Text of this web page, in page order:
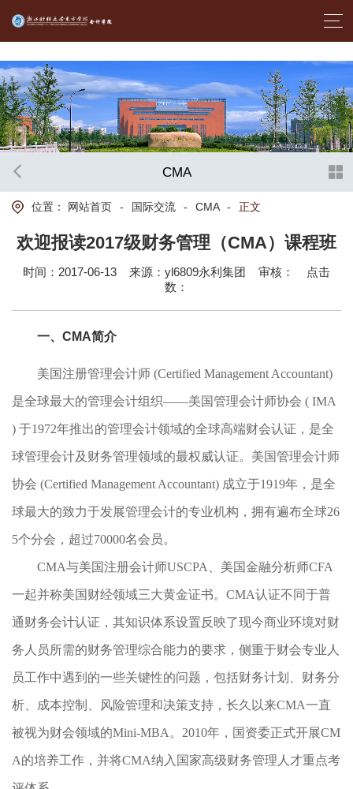
CMA
位置： 网站首页 - 国际交流 - CMA - 正文
欢迎报读2017级财务管理（CMA）课程班
时间：2017-06-13 来源：yl6809永利集团 审核：
点击
数：
一、CMA简介
美国注册管理会计师 (Certified Management Accountant)
是全球最大的管理会计组织——美国管理会计师协会 ( IMA
) 于1972年推出的管理会计领域的全球高端财会认证，是全
球管理会计及财务管理领域的最权威认证。美国管理会计师
协会 (Certified Management Accountant) 成立于1919年，是全
球最大的致力于发展管理会计的专业机构，拥有遍布全球26
5个分会，超过70000名会员。
CMA与美国注册会计师USCPA、美国金融分析师CFA
一起并称美国财经领域三大黄金证书。CMA认证不同于普
通财务会计认证，其知识体系设置反映了现今商业环境对财
务人员所需的财务管理综合能力的要求，侧重于财会专业人
员工作中遇到的一些关键性的问题，包括财务计划、财务分
析、成本控制、风险管理和决策支持，长久以来CMA一直
被视为财会领域的Mini-MBA。2010年，国资委正式开展CM
A的培养工作，并将CMA纳入国家高级财务管理人才重点考